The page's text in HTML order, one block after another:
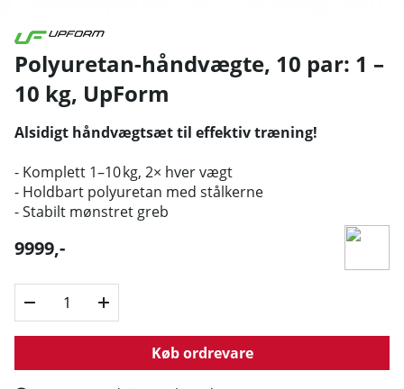
Polyuretan-håndvægte, 10 par: 1 –
10 kg, UpForm
Alsidigt håndvægtsæt til effektiv træning!
- Komplett 1–10 kg, 2× hver vægt
- Holdbart polyuretan med stålkerne
- Stabilt mønstret greb
9999,-
Køb ordrevare